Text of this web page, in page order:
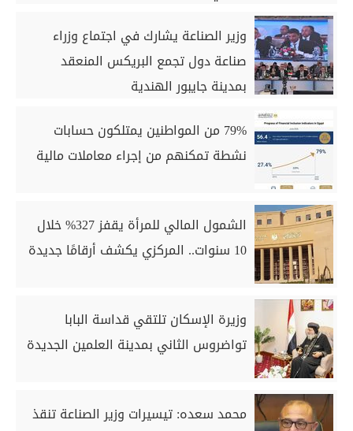
وزير الصناعة يشارك في اجتماع وزراء
صناعة دول تجمع البريكس المنعقد
بمدينة جايبور الهندية
79% من المواطنين يمتلكون حسابات
نشطة تمكنهم من إجراء معاملات مالية
الشمول المالي للمرأة يقفز 327% خلال
10 سنوات.. المركزي يكشف أرقامًا جديدة
وزيرة الإسكان تلتقي قداسة البابا
تواضروس الثاني بمدينة العلمين الجديدة
محمد سعده: تيسيرات وزير الصناعة تنقذ